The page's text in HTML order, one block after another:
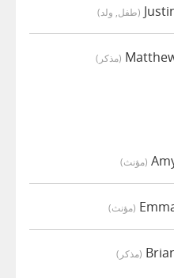
(طفل, ولد)
(مذكر)
(مؤنث)
(مؤنث)
(مذكر)